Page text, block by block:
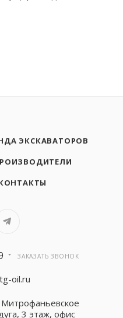
ЭКСКАВАТОРОВ
ЗАКАЗАТЬ ЗВОНОК
oil.ru
3 этаж, офис